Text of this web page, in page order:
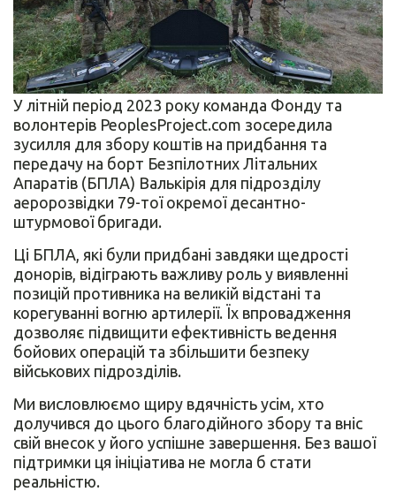
У літній період 2023 року команда Фонду та
волонтерів PeoplesProject.com зосередила
зусилля для збору коштів на придбання та
передачу на борт Безпілотних Літальних
Апаратів (БПЛА) Валькірія для підрозділу
аеророзвідки 79-тої окремої десантно-
штурмової бригади.
Ці БПЛА, які були придбані завдяки щедрості
донорів, відіграють важливу роль у виявленні
позицій противника на великій відстані та
корегуванні вогню артилерії. Їх впровадження
дозволяє підвищити ефективність ведення
бойових операцій та збільшити безпеку
військових підрозділів.
Ми висловлюємо щиру вдячність усім, хто
долучився до цього благодійного збору та вніс
свій внесок у його успішне завершення. Без вашої
підтримки ця ініціатива не могла б стати
реальністю.